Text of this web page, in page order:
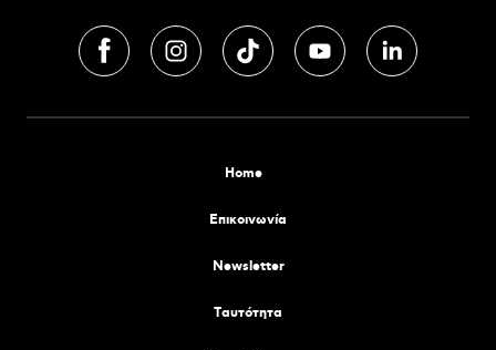
Home
Επικοινωνία
Newsletter
Tαυτότητα